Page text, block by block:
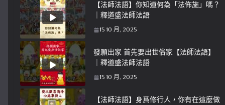
【法師法語】你知道何為「法佈施」嗎？
｜釋道盛法師法語
15 10 月, 2025
發願出家 首先要出世俗家【法師法語】
｜釋道盛法師法語
15 10 月, 2025
【法師法語】身爲修行人，你有在這麼做